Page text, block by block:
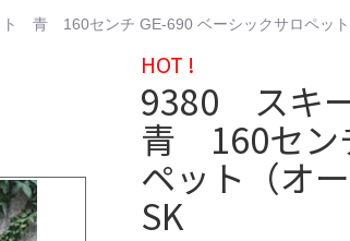
青 160センチ GE-690 ベーシックサロペット
HOT !
9380 スキ
青 160セン
ペット（オ
SK